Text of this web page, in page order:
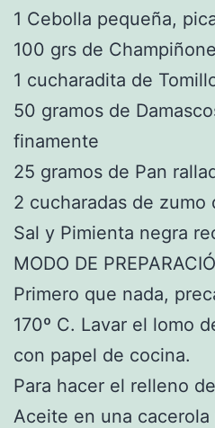
1 Cebolla pequeña,
100 grs de
1 cucharadita de
50 gramos de
finamente
25 gramos de Pan
2 cucharadas de zumo
Sal y Pimienta negra
MODO DE
Primero que nada,
170º C. Lavar el lomo
con papel de cocina.
Para hacer el relleno
Aceite en una